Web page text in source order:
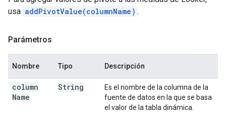
usa addPivotValue(columnName) .
Parámetros
Nombre Tipo Descripción
column
Name
String
Es el nombre de la columna de la
fuente de datos en la que se basa
el valor de la tabla dinámica.